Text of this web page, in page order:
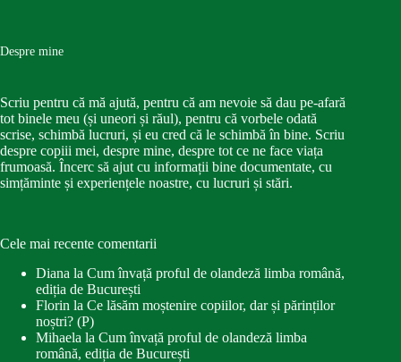
Despre mine
Scriu pentru că mă ajută, pentru că am nevoie să dau pe-afară
tot binele meu (și uneori și răul), pentru că vorbele odată
scrise, schimbă lucruri, și eu cred că le schimbă în bine. Scriu
despre copiii mei, despre mine, despre tot ce ne face viața
frumoasă. Încerc să ajut cu informații bine documentate, cu
simțăminte și experiențele noastre, cu lucruri și stări.
Cele mai recente comentarii
Diana la Cum învață proful de olandeză limba română,
ediția de București
Florin la Ce lăsăm moștenire copiilor, dar și părinților
noștri? (P)
Mihaela la Cum învață proful de olandeză limba
română, ediția de București